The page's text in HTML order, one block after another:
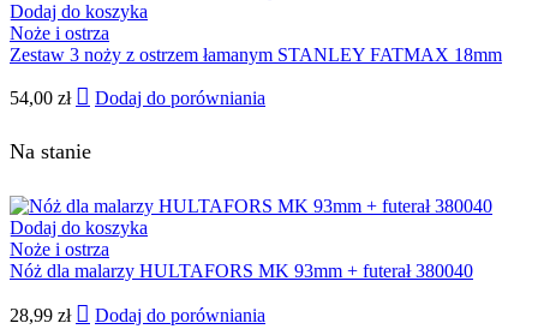
Dodaj do koszyka
Noże i ostrza
Zestaw 3 noży z ostrzem łamanym STANLEY FATMAX 18mm
54,00 zł Dodaj do porówniania
Na stanie
Dodaj do koszyka
Noże i ostrza
Nóż dla malarzy HULTAFORS MK 93mm + futerał 380040
28,99 zł Dodaj do porówniania